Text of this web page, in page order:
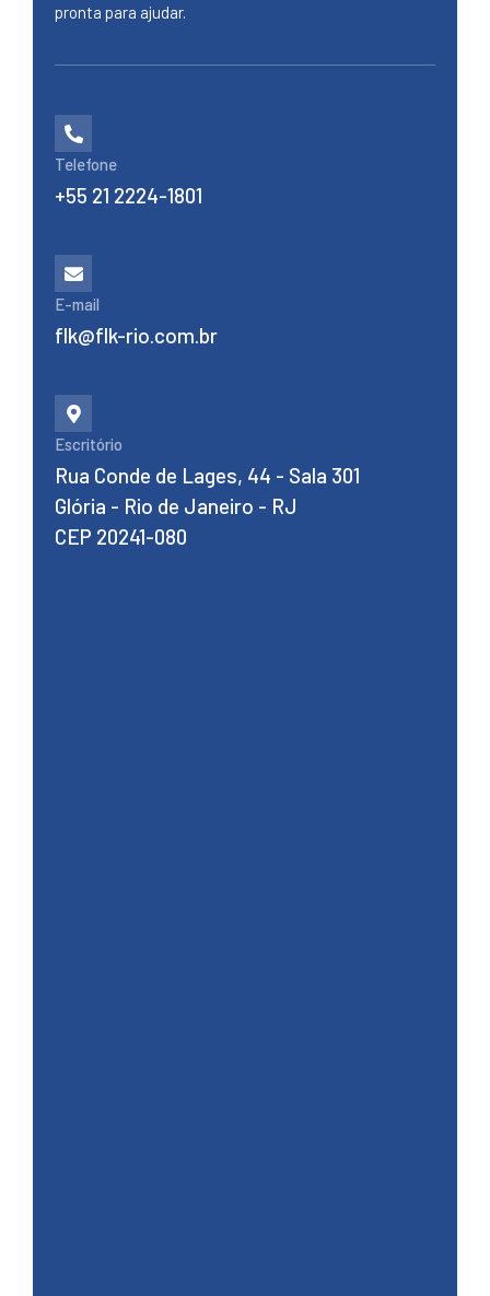
pronta para ajudar.
Telefone
+55 21 2224-1801
E-mail
flk@flk-rio.com.br
Escritório
Rua Conde de Lages, 44 - Sala 301
Glória - Rio de Janeiro - RJ
CEP 20241-080